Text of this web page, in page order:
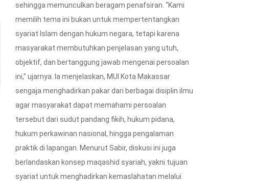
Munafri Bekali Kontingen
Pramuka Makassar
Semangat Menuju...
05/08/2026
NEWS
Tak Ada Lelang Ulang,
Pemkot Makassar
Percepat...
05/08/2026
sehingga memunculkan beragam penafsiran. “Kami
memilih tema ini bukan untuk mempertentangkan
syariat Islam dengan hukum negara, tetapi karena
masyarakat membutuhkan penjelasan yang utuh,
objektif, dan bertanggung jawab mengenai persoalan
ini,” ujarnya. Ia menjelaskan, MUI Kota Makassar
sengaja menghadirkan pakar dari berbagai disiplin ilmu
agar masyarakat dapat memahami persoalan
tersebut dari sudut pandang fikih, hukum pidana,
hukum perkawinan nasional, hingga pengalaman
praktik di lapangan. Menurut Sabir, diskusi ini juga
berlandaskan konsep maqashid syariah, yakni tujuan
syariat untuk menghadirkan kemaslahatan melalui